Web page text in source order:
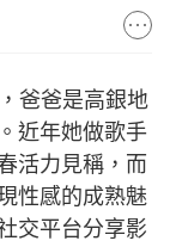
爸爸是高銀地
近年她做歌手
活力見稱，而
性感的成熟魅
交平台分享影